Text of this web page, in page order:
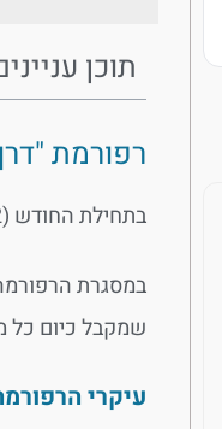
תוכן
רפורמת
בתחילת החודש (1.8.2022) נכנסה לתוקף רפורמת "דרך שווה" במסגרתה אוחדו תעריפי הנסיעות בתחבורה הציבורית.
במסגרת
שמקבל כיום כל
עיקרי